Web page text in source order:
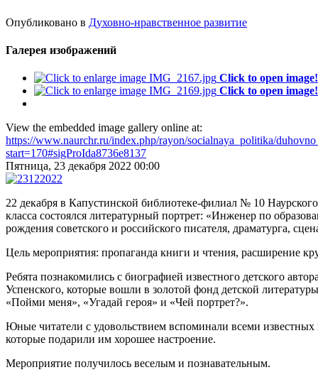
Опубликовано в Духовно-нравственное развитие
Галерея изображений
Click to open image!
Click to open image!
View the embedded image gallery online at:
https://www.naurchr.ru/index.php/rayon/socialnaya_politika/
start=170#sigProIda8736e8137
Пятница, 23 декабря 2022 00:00
22 декабря в Капустинской библиотеке-филиал № 10
класса состоялся литературный портрет: «Инженер по
рождения советского и российского писателя, драматурга,
Цель мероприятия: пропаганда книги и чтения, расширение
Ребята познакомились с биографией известного детского
Успенского, которые вошли в золотой фонд детской
«Пойми меня», «Угадай героя» и «Чей портрет?».
Юные читатели с удовольствием вспоминали всеми
которые подарили им хорошее настроение.
Мероприятие получилось веселым и познавательным.